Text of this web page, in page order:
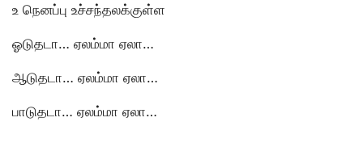
உ நெனப்பு உச்சந்தலக்குள்ள
ஓடுதடா… ஏலம்மா ஏலா…
ஆடுதடா… ஏலம்மா ஏலா…
பாடுதடா… ஏலம்மா ஏலா…